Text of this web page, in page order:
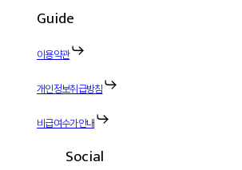
Guide
이용약관
개인정보취급방침
비급여수가안내
Social